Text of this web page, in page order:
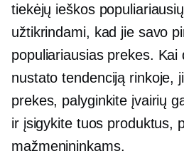
tiekėjų ieškos
užtikrindami, kad jie savo
populiariausias prekes. Kai
nustato tendenciją rinkoje,
prekes, palyginkite įvairių
ir įsigykite tuos produktus,
mažmenininkams.